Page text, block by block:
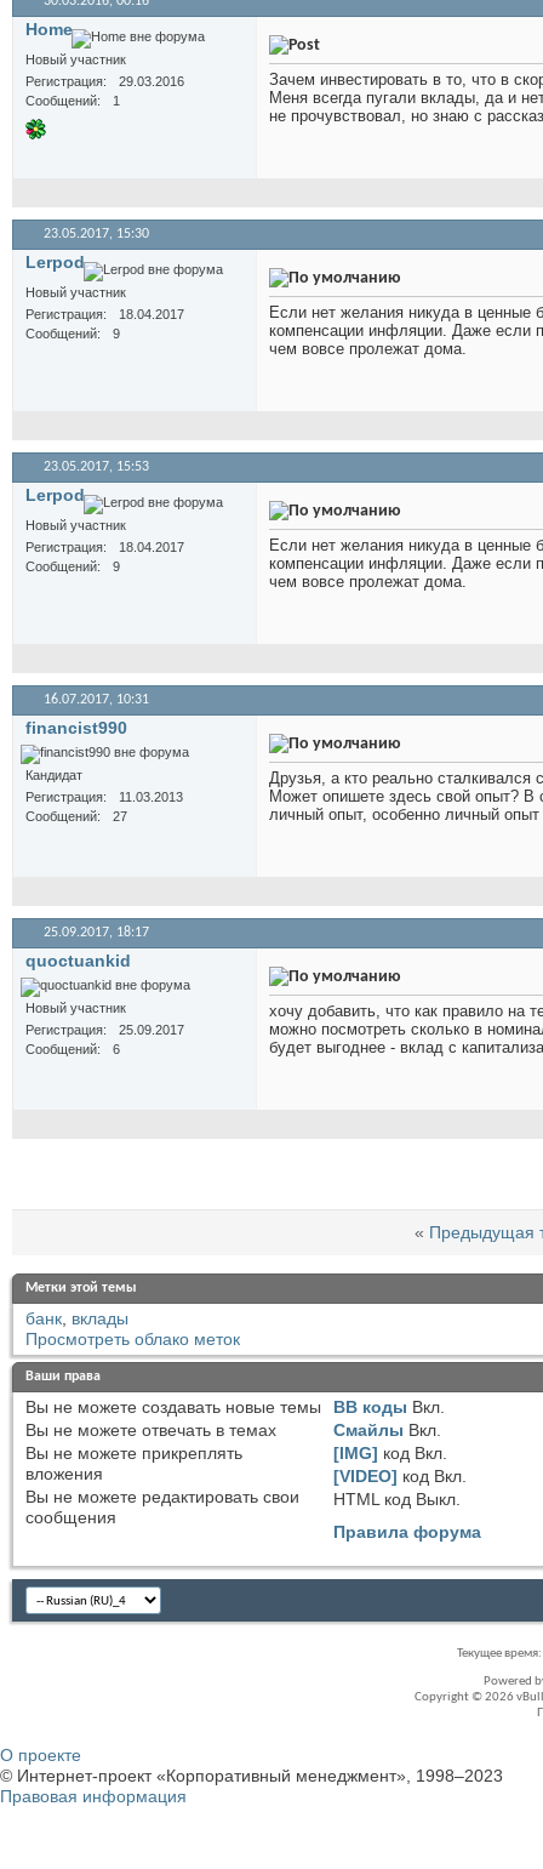
Home
Новый участник
Регистрация
29.03.2016
Сообщений
1
Зачем инвестировать в то, что в
Меня всегда пугали вклады, да и
не прочувствовал, но знаю с
23.05.2017, 15:30
Lerpod
Новый участник
Регистрация
18.04.2017
Сообщений
9
Если нет желания никуда в ценные
компенсации инфляции. Даже если
чем вовсе пролежат дома.
23.05.2017, 15:53
Lerpod
Новый участник
Регистрация
18.04.2017
Сообщений
9
Если нет желания никуда в ценные
компенсации инфляции. Даже если
чем вовсе пролежат дома.
16.07.2017, 10:31
financist990
Кандидат
Регистрация
11.03.2013
Сообщений
27
Друзья, а кто реально
Может опишете здесь свой опыт? В
личный опыт, особенно личный опыт
25.09.2017, 18:17
quoctuankid
Новый участник
Регистрация
25.09.2017
Сообщений
6
хочу добавить, что как правило на
можно посмотреть сколько в
будет выгоднее - вклад с
« Предыдущая
Метки этой темы
банк, вклады
Просмотреть облако меток
Ваши права
Вы не можете создавать новые темы
Вы не можете отвечать в темах
Вы не можете прикреплять
вложения
Вы не можете редактировать свои
сообщения
BB коды Вкл.
Смайлы Вкл.
[IMG] код Вкл.
[VIDEO] код Вкл.
HTML код Выкл.
Правила форума
Текущее время:
Powered
Copyright © 2026
О проекте
© Интернет-проект «Корпоративный менеджмент», 1998–2023
Правовая информация